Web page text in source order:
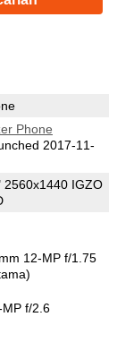
Phone
2017-11-
2560x1440 IGZO
12-MP f/1.75
MP f/2.6